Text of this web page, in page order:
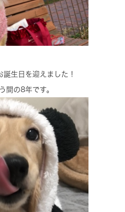
生日を迎えました！
間の8年です。